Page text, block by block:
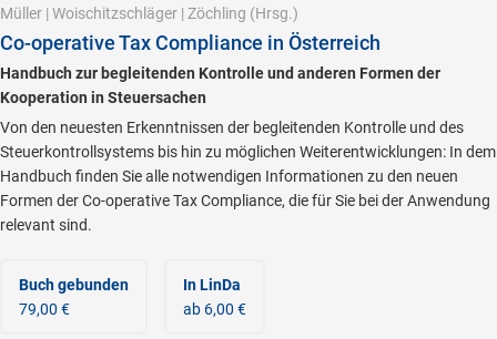
Müller | Woischitzschläger | Zöchling (Hrsg.)
Co-operative Tax Compliance in Österreich
Handbuch zur begleitenden Kontrolle und anderen Formen der
Kooperation in Steuersachen
Von den neuesten Erkenntnissen der begleitenden Kontrolle und des
Steuerkontrollsystems bis hin zu möglichen Weiterentwicklungen: In dem
Handbuch finden Sie alle notwendigen Informationen zu den neuen
Formen der Co-operative Tax Compliance, die für Sie bei der Anwendung
relevant sind.
Buch gebunden
79,00 €
In LinDa
ab 6,00 €